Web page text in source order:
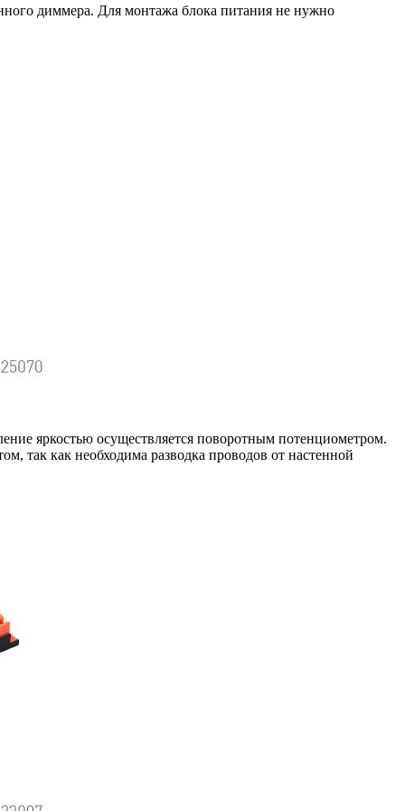
диммера. Для монтажа блока питания не нужно
яркостью осуществляется поворотным потенциометром.
так как необходима разводка проводов от настенной